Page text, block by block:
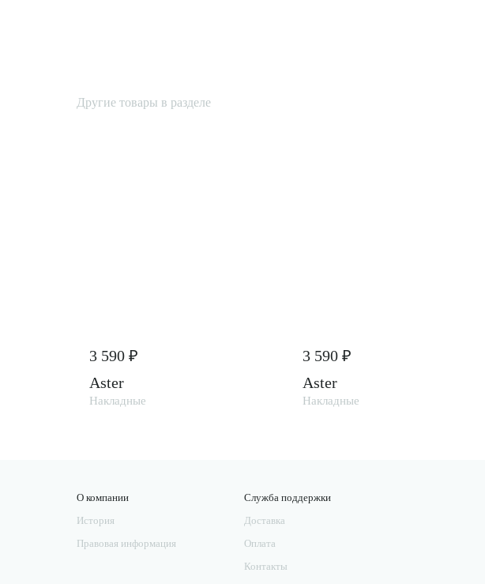
Другие товары в разделе
3 590 ₽
Aster
Накладные
3 590 ₽
Aster
Накладные
О компании
История
Правовая информация
Служба поддержки
Доставка
Оплата
Контакты